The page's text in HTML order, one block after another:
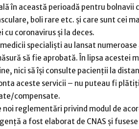
în această perioadă pentru bolnavii
boli rare etc. și care sunt cei
coronavirus și la deces.
specialiști au lansat
să fie aprobată. În lipsa acestei
nici să își consulte pacienții la
aceste servicii – nu puteau fi
compensate.
noi reglementări privind modul de
a fost elaborat de CNAS și